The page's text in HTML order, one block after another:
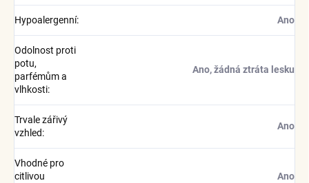
Hypoalergenní: Ano
Odolnost proti
potu,
parfémům a
vlhkosti:
Ano, žádná ztráta lesku
Trvale zářivý
vzhled:
Ano
Vhodné pro
citlivou
Ano